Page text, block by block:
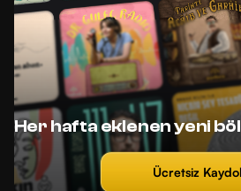
Her hafta eklenen yeni
Ücretsiz Kaydol